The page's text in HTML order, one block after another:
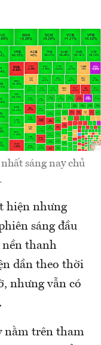
sáng nay chủ
hiện nhưng
sáng đầu
thanh
dần theo thời
nhưng vẫn có
nằm trên tham